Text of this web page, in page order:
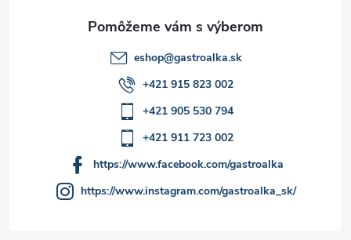
eshop@gastroalka.sk
+421 915 823 002
+421 905 530 794
+421 911 723 002
https://www.facebook.com/gastroalka
https://www.instagram.com/gastroalka_sk/